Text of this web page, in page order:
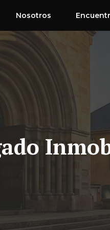
Nosotros